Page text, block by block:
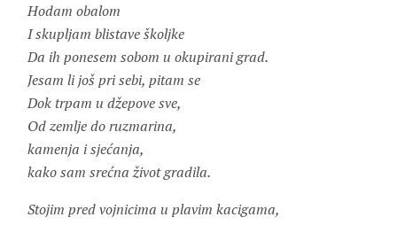
Hodam obalom
I skupljam blistave školjke
Da ih ponesem sobom u okupirani grad.
Jesam li još pri sebi, pitam se
Dok trpam u džepove sve,
Od zemlje do ruzmarina,
kamenja i sjećanja,
kako sam srećna život gradila.
Stojim pred vojnicima u plavim kacigama,